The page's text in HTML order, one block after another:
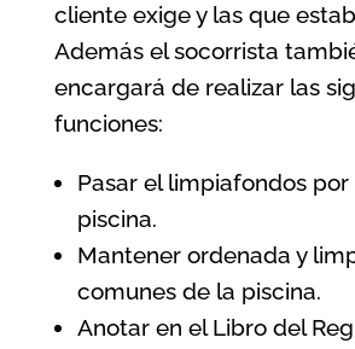
cliente exige y las que
Además el socorrista
encargará de realizar las
funciones:
Pasar el limpiafondos por
piscina.
Mantener ordenada y
comunes de la piscina.
Anotar en el Libro del